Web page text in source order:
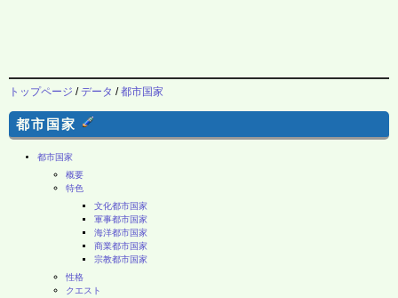
トップページ /データ /都市国家
都市国家
都市国家
概要
特色
文化都市国家
軍事都市国家
海洋都市国家
商業都市国家
宗教都市国家
性格
クエスト